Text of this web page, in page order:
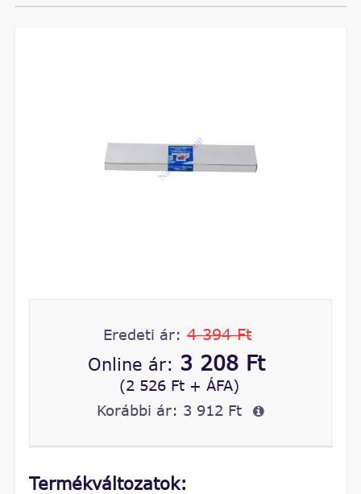
Eredeti ár: 4 394 Ft
Online ár: 3 208 Ft
(2 526 Ft + ÁFA)
Korábbi ár: 3 912 Ft
Termékváltozatok: